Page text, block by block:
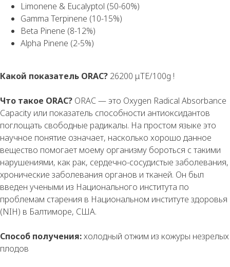
Limonene & Eucalyptol (50-60%)
Gamma Terpinene (10-15%)
Beta Pinene (8-12%)
Alpha Pinene (2-5%)
Какой показатель ORAC? 26200 μTE/100g !
Что такое ORAC? ORAC — это Oxygen Radical Absorbance
Capacity или показатель способности антиоксидантов
поглощать свободные радикалы. На простом языке это
научное понятие означает, насколько хорошо данное
вещество помогает моему организму бороться с такими
нарушениями, как рак, сердечно-сосудистые заболевания,
хронические заболевания органов и тканей. Он был
введен учеными из Национального института по
проблемам старения в Национальном институте здоровья
(NIH) в Балтиморе, США.
Способ получения:холодный отжим из кожуры незрелых
плодов